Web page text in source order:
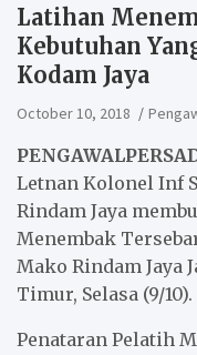
Latihan
Kebutuhan
Kodam Jaya
October 10, 2018
Letnan Kolonel Inf
Rindam Jaya
Menembak
Mako Rindam Jaya
Timur, Selasa (9/10).
Penataran Pelatih